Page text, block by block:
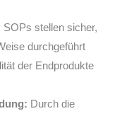
SOPs stellen sicher,
durchgeführt
der Endprodukte
Durch die